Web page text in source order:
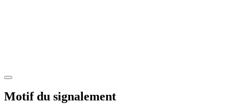
Motif du signalement